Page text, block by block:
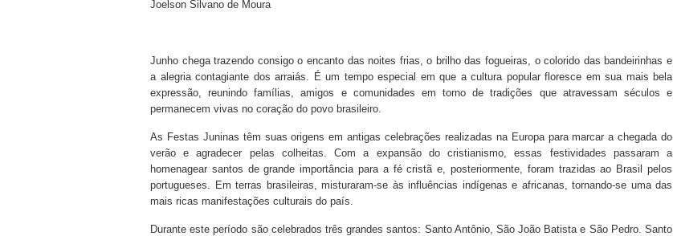
Joelson Silvano de Moura
Junho chega trazendo consigo o encanto das noites frias, o brilho das fogueiras, o colorido das bandeirinhas e
a alegria contagiante dos arraiás. É um tempo especial em que a cultura popular floresce em sua mais bela
expressão, reunindo famílias, amigos e comunidades em torno de tradições que atravessam séculos e
permanecem vivas no coração do povo brasileiro.
As Festas Juninas têm suas origens em antigas celebrações realizadas na Europa para marcar a chegada do
verão e agradecer pelas colheitas. Com a expansão do cristianismo, essas festividades passaram a
homenagear santos de grande importância para a fé cristã e, posteriormente, foram trazidas ao Brasil pelos
portugueses. Em terras brasileiras, misturaram-se às influências indígenas e africanas, tornando-se uma das
mais ricas manifestações culturais do país.
Durante este período são celebrados três grandes santos: Santo Antônio, São João Batista e São Pedro. Santo